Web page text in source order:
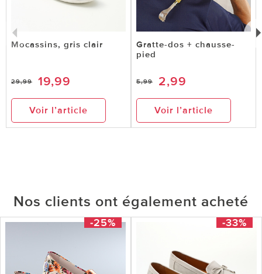
Mocassins, gris clair
29,99 19,99
Voir l’article
Gratte-dos + chausse-
pied
5,99 2,99
Voir l’article
Nos clients ont également acheté
-25% -33%